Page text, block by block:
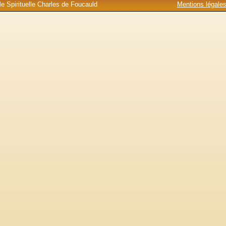
Mentions légales
Spirituelle Charles de Foucauld